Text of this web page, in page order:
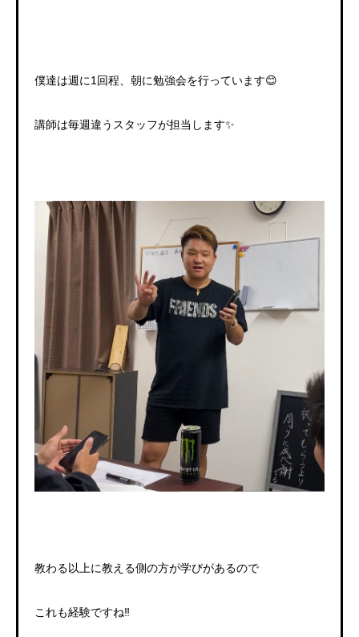
僕達は週に1回程、朝に勉強会を行っています😊
講師は毎週違うスタッフが担当します✨
教わる以上に教える側の方が学びがあるので
これも経験ですね‼️